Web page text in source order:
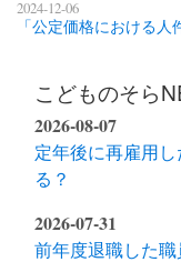
2024-12-06
「公定価格における
こどものそら
2026-08-07
定年後に再雇用
る？
2026-07-31
前年度退職した